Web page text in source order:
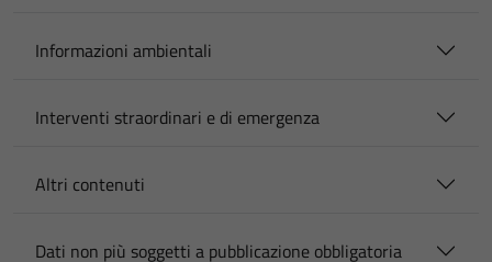
Informazioni ambientali
Interventi straordinari e di emergenza
Altri contenuti
Dati non più soggetti a pubblicazione obbligatoria